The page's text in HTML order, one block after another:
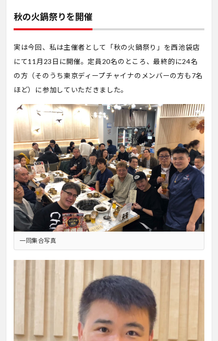
秋の火鍋祭りを開催
実は今回、私は主催者として「秋の火鍋祭り」を西池袋店
にて11月23日に開催。定員20名のところ、最終的に24名
の方（そのうち東京ディープチャイナのメンバーの方も7名
ほど）に参加していただきました。
一同集合写真